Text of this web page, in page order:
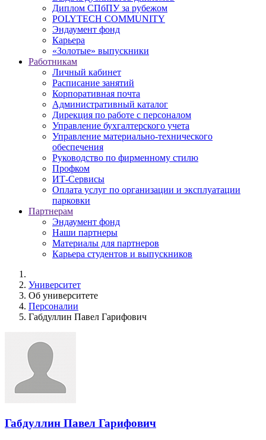
Диплом СПбПУ за рубежом
POLYTECH COMMUNITY
Эндаумент фонд
Карьера
«Золотые» выпускники
Работникам
Личный кабинет
Расписание занятий
Корпоративная почта
Административный каталог
Дирекция по работе с персоналом
Управление бухгалтерского учета
Управление материально-технического
обеспечения
Руководство по фирменному стилю
Профком
ИТ-Сервисы
Оплата услуг по организации и эксплуатации
парковки
Партнерам
Эндаумент фонд
Наши партнеры
Материалы для партнеров
Карьера студентов и выпускников
Университет
Об университете
Персоналии
Габдуллин Павел Гарифович
Габдуллин Павел Гарифович